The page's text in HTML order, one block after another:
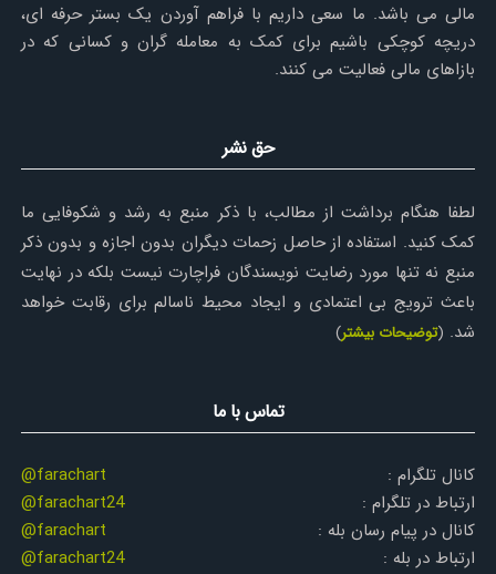
مالی می باشد. ما سعی داریم با فراهم آوردن یک بستر حرفه ای،
دریچه کوچکی باشیم برای کمک به معامله گران و کسانی که در
بازاهای مالی فعالیت می کنند.
حق نشر
لطفا هنگام برداشت از مطالب، با ذکر منبع به رشد و شکوفایی ما
کمک کنید. استفاده از حاصل زحمات دیگران بدون اجازه و بدون ذکر
منبع نه تنها مورد رضایت نویسندگان فراچارت نیست بلکه در نهایت
باعث ترویج بی اعتمادی و ایجاد محیط ناسالم برای رقابت خواهد
شد. (توضیحات بیشتر)
تماس با ما
کانال تلگرام :
@farachart
ارتباط در تلگرام :
@farachart24
کانال در پیام رسان بله :
@farachart
ارتباط در بله :
@farachart24